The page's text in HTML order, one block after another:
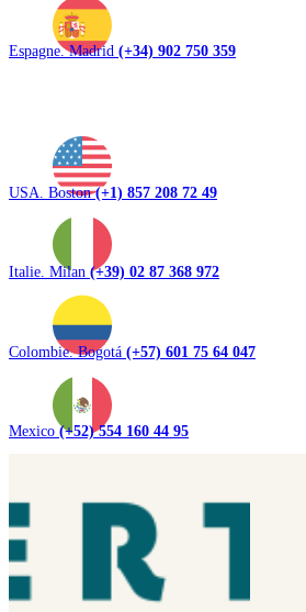
Espagne. Madrid (+34) 902 750 359
USA. Boston(+1) 857 208 72 49
Italie. Milan (+39) 02 87 368 972
Colombie. Bogotá (+57) 601 75 64 047
Mexico (+52) 554 160 44 95